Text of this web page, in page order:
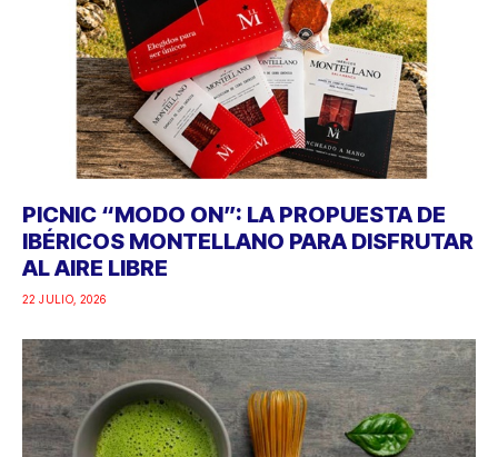
PICNIC “MODO ON”: LA PROPUESTA DE
IBÉRICOS MONTELLANO PARA DISFRUTAR
AL AIRE LIBRE
22 JULIO, 2026